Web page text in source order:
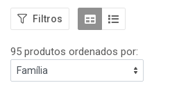
Filtros
95 produtos ordenados por: